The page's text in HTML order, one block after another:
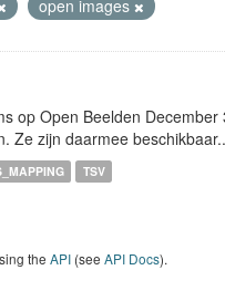
open images
op Open Beelden
Ze zijn daarmee
TSV
the API (see API Docs).